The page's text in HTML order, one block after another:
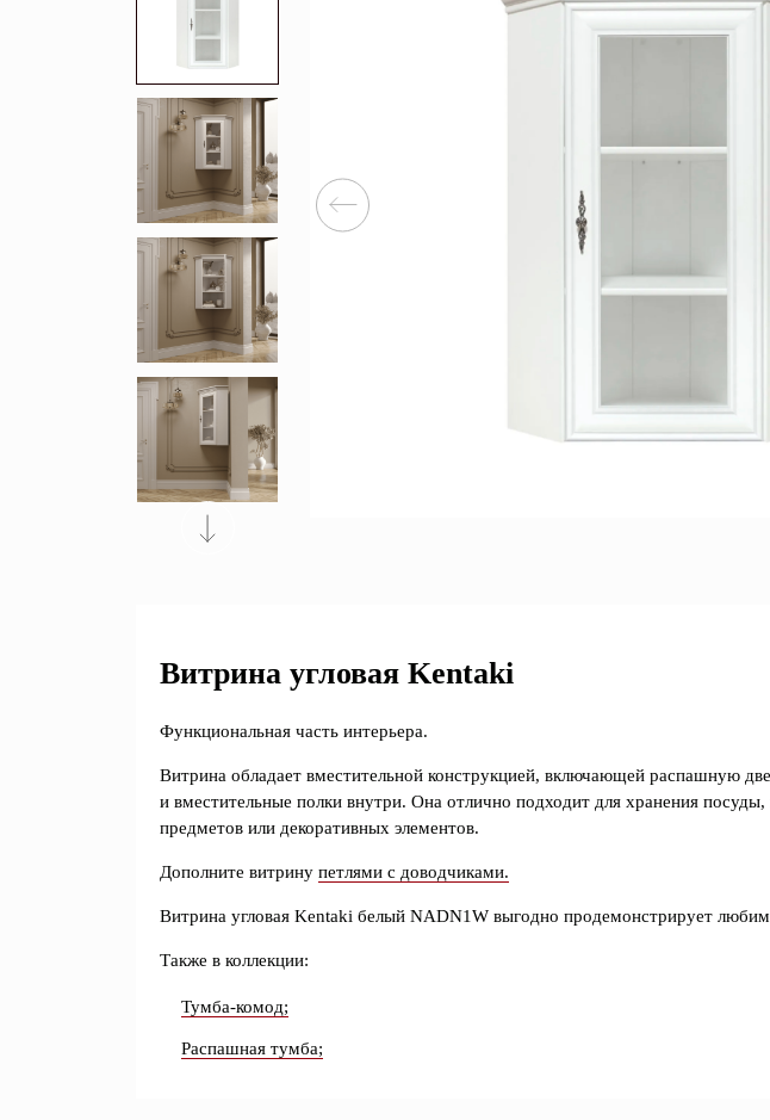
Зеркала
Полки
Матрасы
Прихожие
Освещение
Декор
Туалетные столы
Витрина угловая Kentaki
Функциональная часть интерьера.
Витрина обладает вместительной конструкцией, включающей распашную
и вместительные полки внутри. Она отлично подходит для хранения посуды,
предметов или декоративных элементов.
Дополните витрину петлями с доводчиками.
Витрина угловая Kentaki белый NADN1W выгодно продемонстрирует
Также в коллекции:
Тумба-комод;
Распашная тумба;